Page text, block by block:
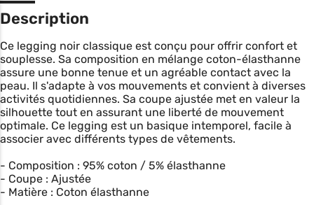
Description
Ce legging noir classique est conçu pour offrir confort et
souplesse. Sa composition en mélange coton-élasthanne
assure une bonne tenue et un agréable contact avec la
peau. Il s'adapte à vos mouvements et convient à diverses
activités quotidiennes. Sa coupe ajustée met en valeur la
silhouette tout en assurant une liberté de mouvement
optimale. Ce legging est un basique intemporel, facile à
associer avec différents types de vêtements.
- Composition : 95% coton / 5% élasthanne
- Coupe : Ajustée
- Matière : Coton élasthanne